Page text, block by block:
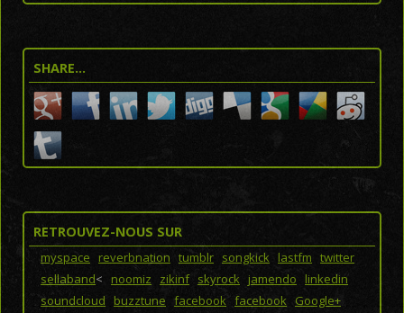
SHARE…
RETROUVEZ-NOUS SUR
myspace reverbnation tumblr songkick lastfm twitter
sellaband< noomiz zikinf skyrock jamendo
linkedin
soundcloud
buzztune facebook facebook Google+